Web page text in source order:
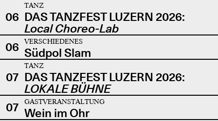
06
TANZ
DAS TANZFEST LUZERN 2026:
Local Choreo-Lab
06
VERSCHIEDENES
Südpol Slam
07
TANZ
DAS TANZFEST LUZERN 2026:
LOKALE BÜHNE
07
GASTVERANSTALTUNG
Wein im Ohr